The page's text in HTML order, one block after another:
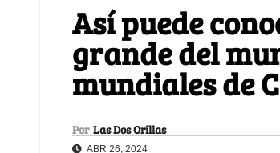
Así puede
grande del
mundiales de
Por Las Dos Orillas
ABR 26, 2024